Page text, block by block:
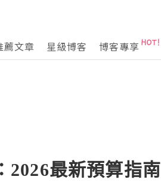
薦文章 星級博客 博客專享
2026最新預算指南